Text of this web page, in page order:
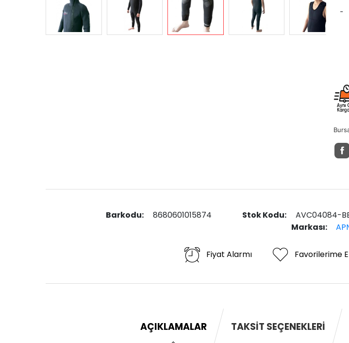
-
Barkodu: 8680601015874 Stok Kodu: AVC04084-
Markası:
Fiyat Alarmı Favorilerime
AÇIKLAMALAR TAKSIT SEÇENEKLERI